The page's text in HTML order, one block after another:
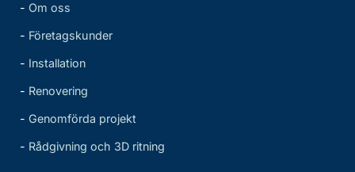
- Om oss
- Företagskunder
- Installation
- Renovering
- Genomförda projekt
- Rådgivning och 3D ritning